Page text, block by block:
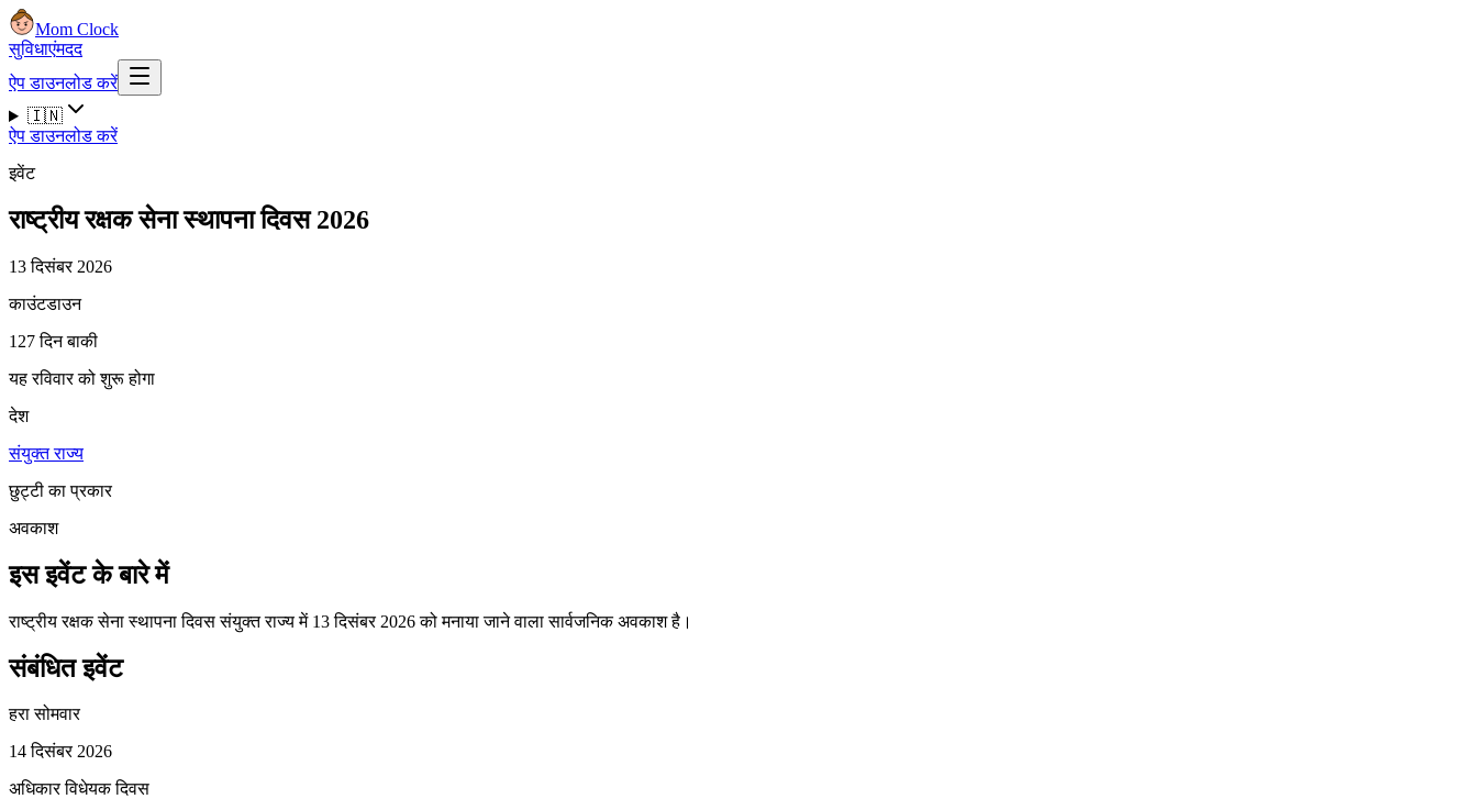
Mom Clock
सुविधाएंमदद
ऐप डाउनलोड करें
🇮🇳
ऐप डाउनलोड करें
इवेंट
राष्ट्रीय रक्षक सेना स्थापना दिवस 2026
13 दिसंबर 2026
काउंटडाउन
127 दिन बाकी
यह रविवार को शुरू होगा
देश
संयुक्त राज्य
छुट्टी का प्रकार
अवकाश
इस इवेंट के बारे में
राष्ट्रीय रक्षक सेना स्थापना दिवस संयुक्त राज्य में 13 दिसंबर 2026 को मनाया जाने वाला सार्वजनिक अवकाश है।
संबंधित इवेंट
हरा सोमवार
14 दिसंबर 2026
अधिकार विधेयक दिवस